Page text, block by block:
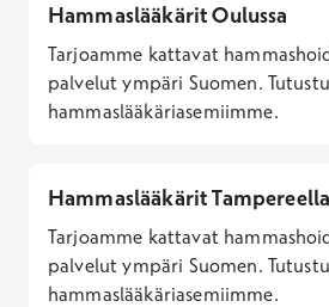
Hammaslääkärit Oulussa
Tarjoamme kattavat
palvelut ympäri Suomen.
hammaslääkäriasemiimme.
Hammaslääkärit Tampereella
Tarjoamme kattavat
palvelut ympäri Suomen.
hammaslääkäriasemiimme.